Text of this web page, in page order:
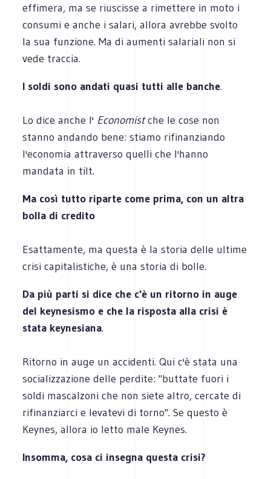
effimera, ma se riuscisse a rimettere in moto i
consumi e anche i salari, allora avrebbe svolto
la sua funzione. Ma di aumenti salariali non si
vede traccia.
I soldi sono andati quasi tutti alle banche.
Lo dice anche l' Economistche le cose non
stanno andando bene: stiamo rifinanziando
l'economia attraverso quelli che l'hanno
mandata in tilt.
Ma così tutto riparte come prima, con un altra
bolla di credito
Esattamente, ma questa è la storia delle ultime
crisi capitalistiche, è una storia di bolle.
Da più parti si dice che c'è un ritorno in auge
del keynesismo e che la risposta alla crisi è
stata keynesiana.
Ritorno in auge un accidenti. Qui c'è stata una
socializzazione delle perdite: "buttate fuori i
soldi mascalzoni che non siete altro, cercate di
rifinanziarci e levatevi di torno". Se questo è
Keynes, allora io letto male Keynes.
Insomma, cosa ci insegna questa crisi?